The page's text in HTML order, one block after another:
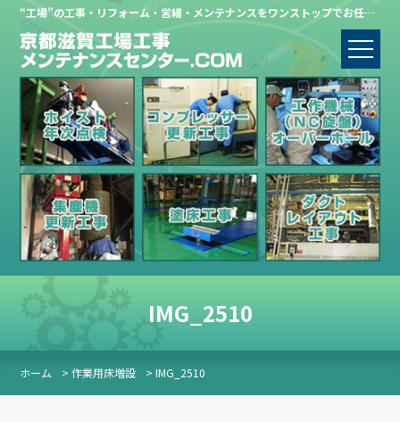
“工場”の工事・リフォーム・営繕・メンテナンスをワンストップでお任せください。
IMG_2510
ホーム > 作業用床増設 > IMG_2510